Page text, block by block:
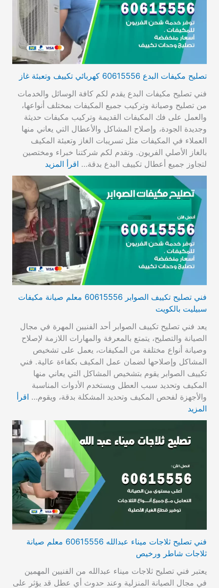
تصليح مكيفات البدع 60615556 كهربائي تكييف وتعبئة غاز
فني تصليح مكيفات البدع يقدم لكم كافة الوسائل والخدمات
من تصليح وصيانة وتركيب جميع المكيفات بمختلف أنواعها،
والعمل على فك المكيفات القديمة وتركيب مكيفات حديثة
وجديدة الجودة، وإصلاح المشاكل والأعطال التي يعاني منها
العملاء في المكيفات مثل تسريبات الغاز وتعبئة المكيف
بالغاز الأصلي الفريون. وتقدم لكم شركتنا خبراء ومختصين
لتجاوز جميع أعطال تكييف البدع بدقة… اقرأ المزيد
فني تصليح تكييف الصوابر 60615556 معلم صيانة مكيفات
سبيليت بالكويت
يعد فني تصليح تكييف الصوابر أحد الفنيين المهرة في مجال
الصيانة والتصليح، يتمتع بالمعرفة والمهارات اللازمة لإصلاح
وصيانة أنواع مختلفة من المكيفات، يعمل على تشخيص
المشاكل وإصلاحها لضمان عمل المكيف بكفاءة عالية. فني
تكييف الصوابر يقوم بتشخيص المشاكل التي يعاني منها
المكيف وتحديد سبب العطل ويستخدم الأدوات المناسبة
والأجهزة لفحص المكيف وتحديد المشكلة بدقة، ويقوم… اقرأ
المزيد
فني تصليح ثلاجات ميناء عبدالله 60615556 معلم صيانة
ثلاجات شاطر ورخيص
يعتبر فني تصليح ثلاجات ميناء عبدالله من الفنيين المهمين
في مجال الصيانة المنزلية وعند حدوث أي عطل قد يؤثر على